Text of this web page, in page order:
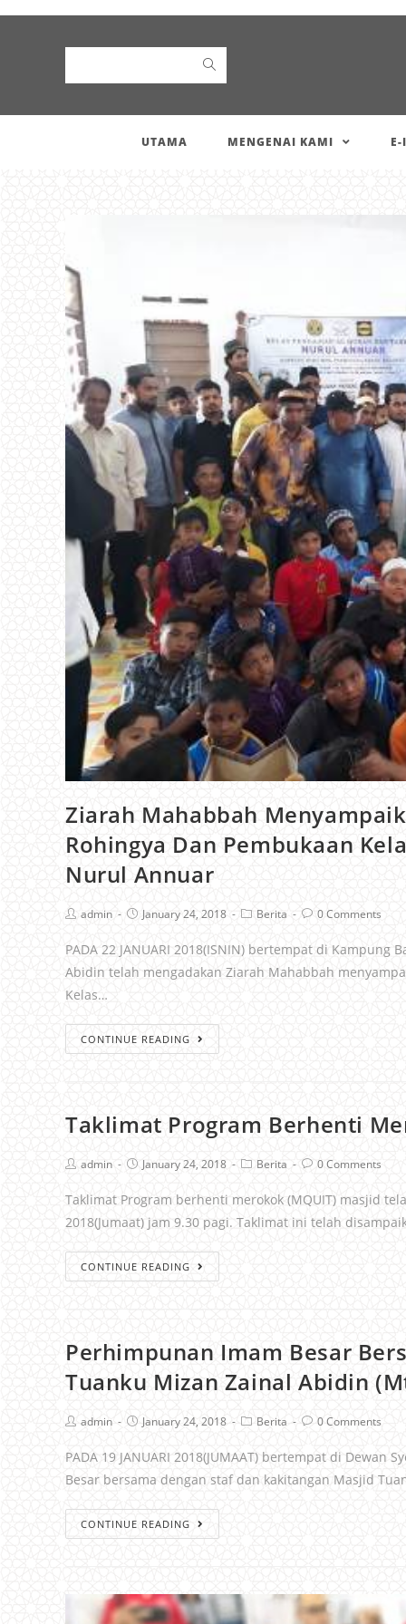
UTAMA MENGENAI KAMI
Ziarah Mahabbah
Rohingya Dan Pembukaan
Nurul Annuar
admin January 24, 2018 Berita 0 Comments
PADA 22 JANUARI 2018(ISNIN) bertempat di
Abidin telah mengadakan Ziarah Mahabbah
Kelas…
CONTINUE READING
Taklimat Program Berhenti
admin January 24, 2018 Berita 0 Comments
Taklimat Program berhenti merokok (MQUIT) masjid
2018(Jumaat) jam 9.30 pagi. Taklimat ini telah
CONTINUE READING
Perhimpunan Imam Besar
Tuanku Mizan Zainal Abidin
admin January 24, 2018 Berita 0 Comments
PADA 19 JANUARI 2018(JUMAAT) bertempat di
Besar bersama dengan staf dan kakitangan Masjid
CONTINUE READING